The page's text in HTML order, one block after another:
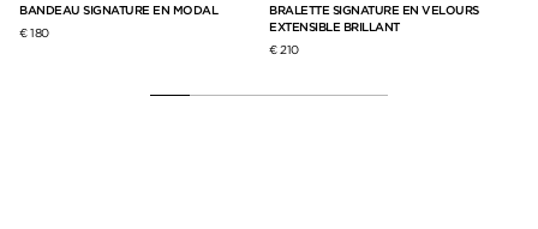
BANDEAU SIGNATURE EN MODAL
€ 180
BRALETTE SIGNATURE EN VELOURS
EXTENSIBLE BRILLANT
€ 210